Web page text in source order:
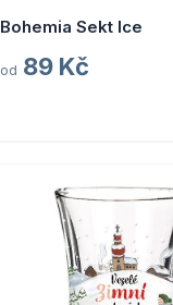
Bohemia Sekt Ice
od 89 Kč